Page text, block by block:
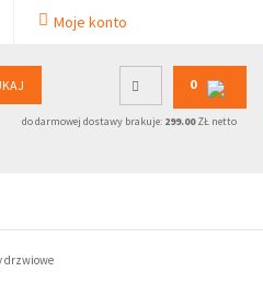
Moje konto
0
do darmowej dostawy brakuje: 299.00ZŁ netto
drzwiowe